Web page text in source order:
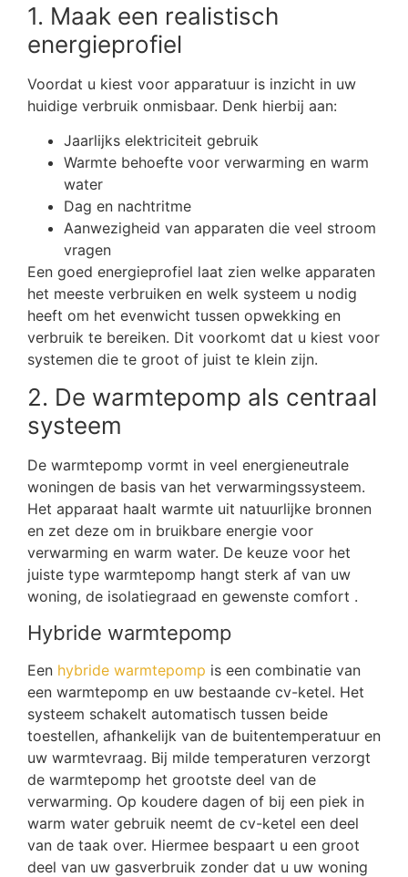
1. Maak een realistisch
energieprofiel
Voordat u kiest voor apparatuur is inzicht in uw
huidige verbruik onmisbaar. Denk hierbij aan:
Jaarlijks elektriciteit gebruik
Warmte behoefte voor verwarming en warm
water
Dag en nachtritme
Aanwezigheid van apparaten die veel stroom
vragen
Een goed energieprofiel laat zien welke apparaten
het meeste verbruiken en welk systeem u nodig
heeft om het evenwicht tussen opwekking en
verbruik te bereiken. Dit voorkomt dat u kiest voor
systemen die te groot of juist te klein zijn.
2. De warmtepomp als centraal
systeem
De warmtepomp vormt in veel energieneutrale
woningen de basis van het verwarmingssysteem.
Het apparaat haalt warmte uit natuurlijke bronnen
en zet deze om in bruikbare energie voor
verwarming en warm water. De keuze voor het
juiste type warmtepomp hangt sterk af van uw
woning, de isolatiegraad en gewenste comfort .
Hybride warmtepomp
Een hybride warmtepomp is een combinatie van
een warmtepomp en uw bestaande cv-ketel. Het
systeem schakelt automatisch tussen beide
toestellen, afhankelijk van de buitentemperatuur en
uw warmtevraag. Bij milde temperaturen verzorgt
de warmtepomp het grootste deel van de
verwarming. Op koudere dagen of bij een piek in
warm water gebruik neemt de cv-ketel een deel
van de taak over. Hiermee bespaart u een groot
deel van uw gasverbruik zonder dat u uw woning